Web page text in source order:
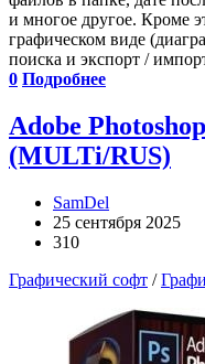
и многое другое. Кроме
графическом виде
поиска и экспорт /
0 Подробнее
Adobe
(MULTi/RUS)
SamDel
25 сентября 2025
310
Графический софт /